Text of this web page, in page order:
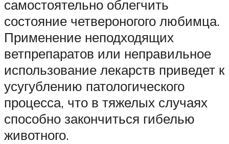
самостоятельно облегчить
состояние четвероногого любимца.
Применение неподходящих
ветпрепаратов или неправильное
использование лекарств приведет к
усугублению патологического
процесса, что в тяжелых случаях
способно закончиться гибелью
животного.